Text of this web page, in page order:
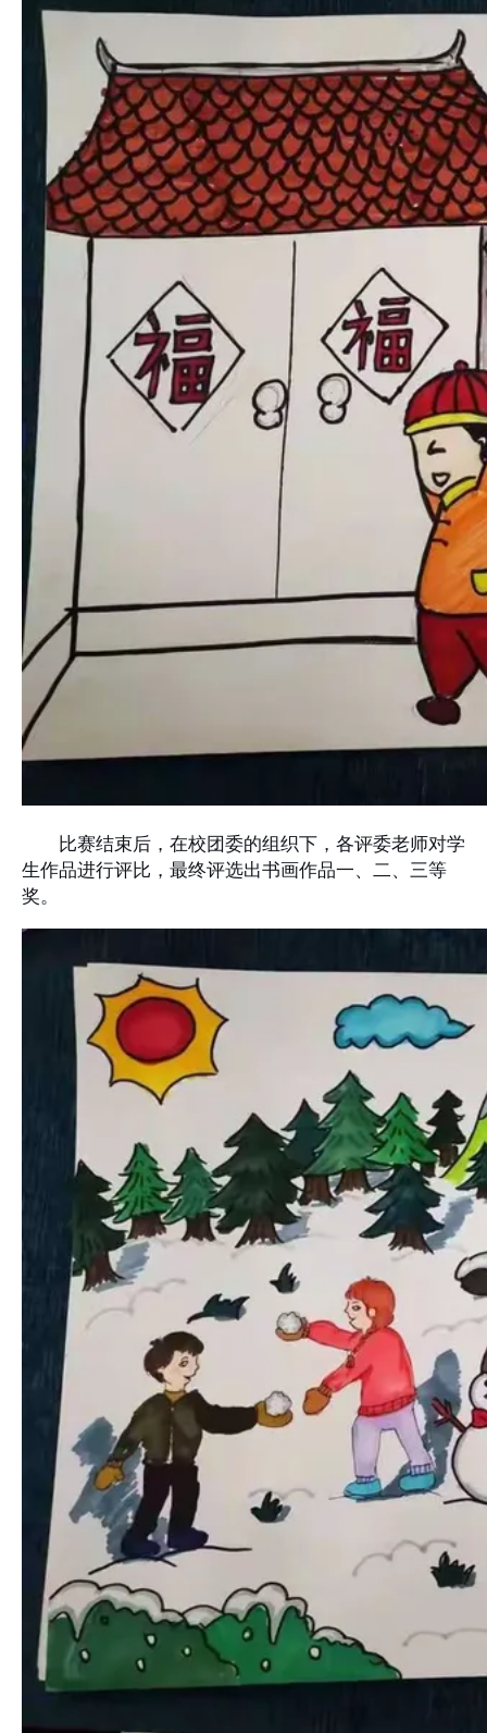
比赛结束后，在校团委的组织下，各评委老师对学
生作品进行评比，最终评选出书画作品一、二、三等
奖。